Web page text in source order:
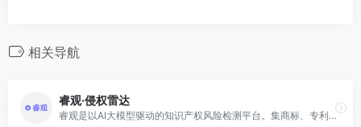
相关导航
睿观·侵权雷达
睿观是以AI大模型驱动的知识产权风险检测平台。集商标、专利、版权、政策合规为一体，0门槛,已帮助200W+商品规避TRO和侵权风险。